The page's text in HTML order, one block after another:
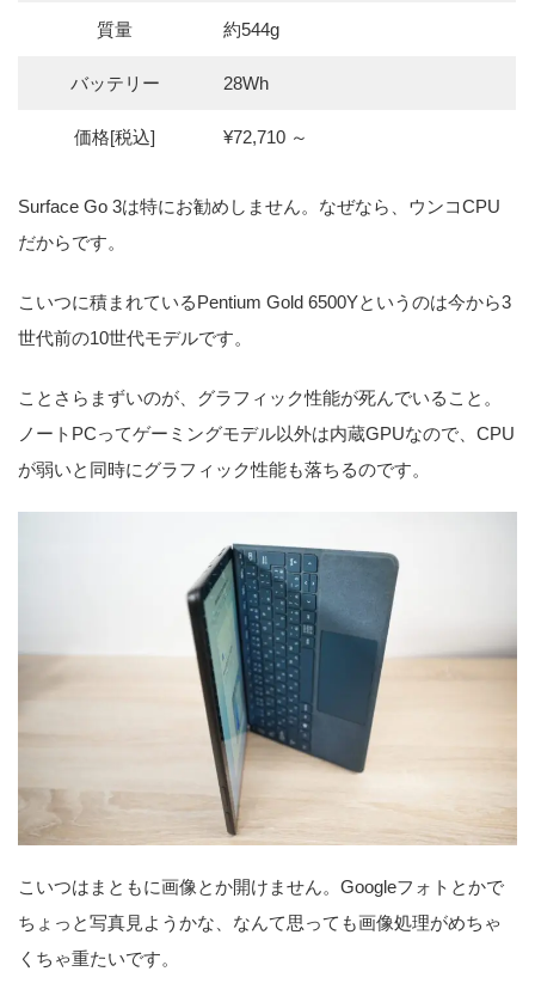
質量 約544g
バッテリー 28Wh
価格[税込] ¥72,710 ～
Surface Go 3は特にお勧めしません。なぜなら、ウンコCPU
だからです。
こいつに積まれているPentium Gold 6500Yというのは今から3
世代前の10世代モデルです。
ことさらまずいのが、グラフィック性能が死んでいること。
ノートPCってゲーミングモデル以外は内蔵GPUなので、CPU
が弱いと同時にグラフィック性能も落ちるのです。
こいつはまともに画像とか開けません。Googleフォトとかで
ちょっと写真見ようかな、なんて思っても画像処理がめちゃ
くちゃ重たいです。